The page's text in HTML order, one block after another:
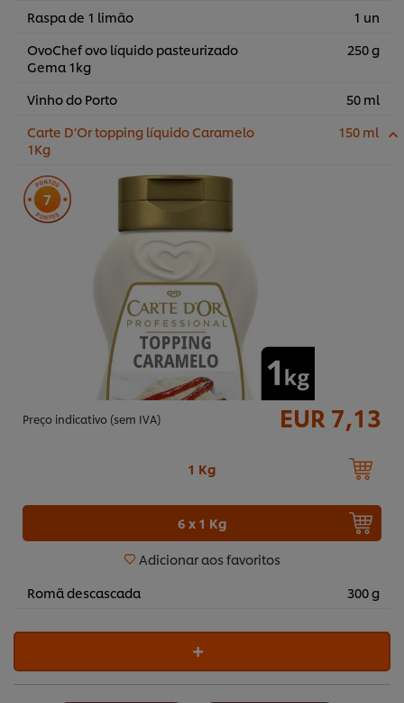
Raspa de 1 limão
1 un
OvoChef ovo líquido pasteurizado
Gema 1kg
250 g
Vinho do Porto
50 ml
Carte D’Or topping líquido Caramelo
1Kg
150 ml
7
Preço indicativo (sem IVA) EUR 7,13
1 Kg
6 x 1 Kg
Adicionar aos favoritos
Romã descascada
300 g